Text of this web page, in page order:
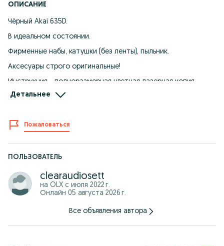
ОПИСАНИЕ
Чёрный Akai 635D.
В идеальном состоянии.
Фирменные набы, катушки (без ленты), пыльник.
Аксесуары строго оригинальные!
Инструкция - полноразмерная цветная лазерная копия.
Работает идеально.
Возможно прослушивание (г. Наманган)
Самовывоз приветствуется.
100 вольт, Японец.
Цена окончательная.
Оплата на карту (UZUM, HUMO, UZCARD)
Служба BTS.
Детальнее
Пожаловаться
ПОЛЬЗОВАТЕЛЬ
clearaudiosett
на OLX с июля 2022 г.
Онлайн 05 августа 2026 г.
Все объявления автора